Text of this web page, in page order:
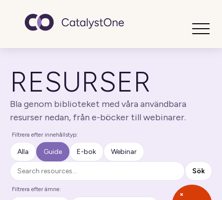
RESURSER
Bla genom biblioteket med våra användbara
resurser nedan, från e-böcker till webinarer.
Filtrera efter innehållstyp:
Alla Guide E-bok Webinar
Sök
Sök
Filtrera efter ämne:
×